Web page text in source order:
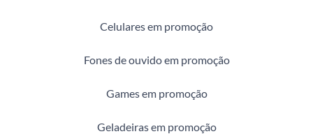
Celulares em promoção
Fones de ouvido em promoção
Games em promoção
Geladeiras em promoção